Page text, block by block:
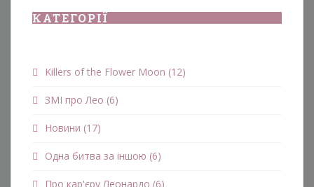
КАТЕГОРІЇ
Killers of the Flower Moon (12)
ЗМІ про Лео (6)
Новини (17)
Одна битва за іншою (6)
Про кар'єру Леонардо (6)